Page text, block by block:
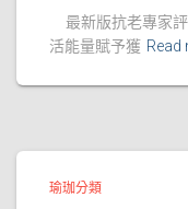
最新版抗老專家
活能量賦予獲 Read
瑜珈分類